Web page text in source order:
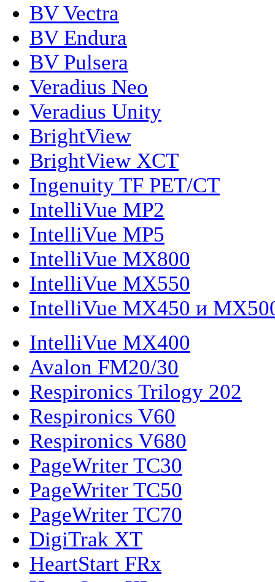
BV Vectra
BV Endura
BV Pulsera
Veradius Neo
Veradius Unity
BrightView
BrightView XCT
Ingenuity TF PET/CT
IntelliVue MP2
IntelliVue MP5
IntelliVue MX800
IntelliVue MX550
IntelliVue MX450 и
IntelliVue MX400
Avalon FM20/30
Respironics Trilogy 202
Respironics V60
Respironics V680
PageWriter TC30
PageWriter TC50
PageWriter TC70
DigiTrak XT
HeartStart FRx